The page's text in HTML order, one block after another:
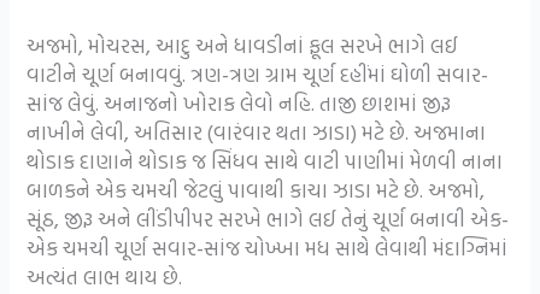
અજમો, મોચરસ, આદુ અને ધાવડીનાં ફૂલ સરખે ભાગે લઈ
વાટીને ચૂર્ણ બનાવવું. ત્રણ-ત્રણ ગ્રામ ચૂર્ણ દહીંમાં ઘોળી સવાર-
સાંજ લેવું. અનાજનો ખોરાક લેવો નહિ. તાજી છાશમાં જીરૂ
નાખીને લેવી, અતિસાર (વારંવાર થતા ઝાડા) મટે છે. અજમાના
થોડાક દાણાને થોડાક જ સિંધવ સાથે વાટી પાણીમાં મેળવી નાના
બાળકને એક ચમચી જેટલું પાવાથી કાચા ઝાડા મટે છે. અજમો,
સૂંઠ, જીરૂ અને લીંડીપીપર સરખે ભાગે લઈ તેનું ચૂર્ણ બનાવી એક-
એક ચમચી ચૂર્ણ સવાર-સાંજ ચોખ્ખા મધ સાથે લેવાથી મંદાગ્નિમાં
અત્યંત લાભ થાય છે.